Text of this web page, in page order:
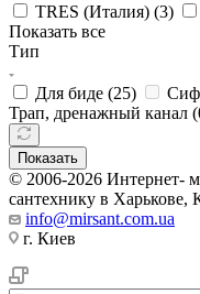
TRES (Италия) (3)
Показать все
Тип
Для биде (25)
Трап, дренажный канал (
Показать
© 2006-2026 Интернет-
сантехнику в Харькове,
info@mirsant.com.ua
г. Киев